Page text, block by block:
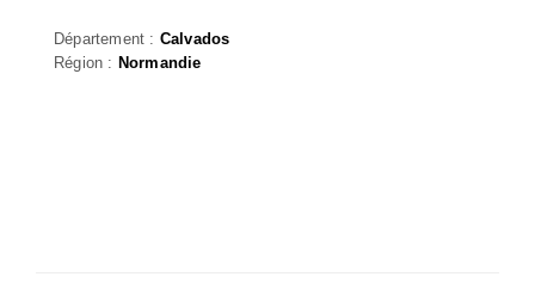
Département : Calvados
Région : Normandie